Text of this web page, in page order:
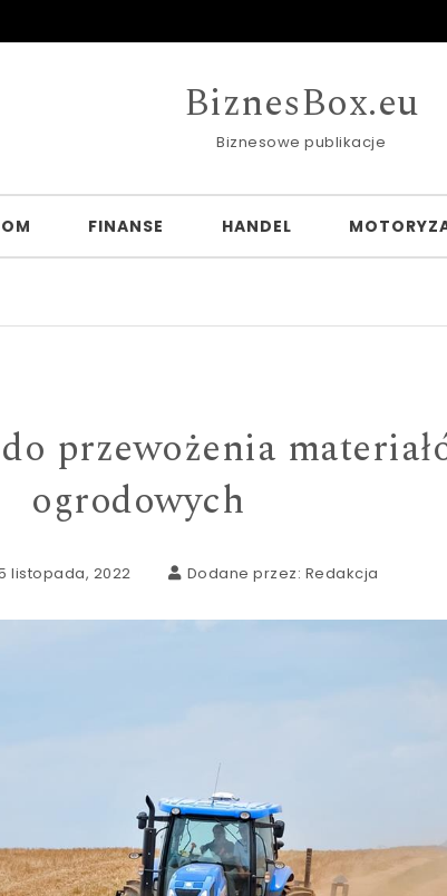
BiznesBox.eu
Biznesowe publikacje
FINANSE HANDEL
przewożenia
ogrodowych
listopada, 2022 Dodane przez: Redakcja